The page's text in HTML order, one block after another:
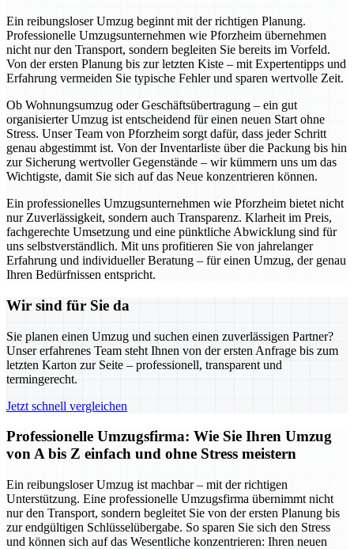
Ein reibungsloser Umzug beginnt mit der richtigen Planung.
Professionelle Umzugsunternehmen wie Pforzheim übernehmen
nicht nur den Transport, sondern begleiten Sie bereits im Vorfeld.
Von der ersten Planung bis zur letzten Kiste – mit Expertentipps und
Erfahrung vermeiden Sie typische Fehler und sparen wertvolle Zeit.
Ob Wohnungsumzug oder Geschäftsübertragung – ein gut
organisierter Umzug ist entscheidend für einen neuen Start ohne
Stress. Unser Team von Pforzheim sorgt dafür, dass jeder Schritt
genau abgestimmt ist. Von der Inventarliste über die Packung bis hin
zur Sicherung wertvoller Gegenstände – wir kümmern uns um das
Wichtigste, damit Sie sich auf das Neue konzentrieren können.
Ein professionelles Umzugsunternehmen wie Pforzheim bietet nicht
nur Zuverlässigkeit, sondern auch Transparenz. Klarheit im Preis,
fachgerechte Umsetzung und eine pünktliche Abwicklung sind für
uns selbstverständlich. Mit uns profitieren Sie von jahrelanger
Erfahrung und individueller Beratung – für einen Umzug, der genau
Ihren Bedürfnissen entspricht.
Wir sind für Sie da
Sie planen einen Umzug und suchen einen zuverlässigen Partner?
Unser erfahrenes Team steht Ihnen von der ersten Anfrage bis zum
letzten Karton zur Seite – professionell, transparent und
termingerecht.
Jetzt schnell vergleichen
Professionelle Umzugsfirma: Wie Sie Ihren Umzug
von A bis Z einfach und ohne Stress meistern
Ein reibungsloser Umzug ist machbar – mit der richtigen
Unterstützung. Eine professionelle Umzugsfirma übernimmt nicht
nur den Transport, sondern begleitet Sie von der ersten Planung bis
zur endgültigen Schlüsselübergabe. So sparen Sie sich den Stress
und können sich auf das Wesentliche konzentrieren: Ihren neuen